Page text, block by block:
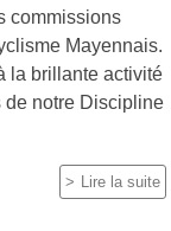
commissions
Mayennais.
la brillante activité
de notre Discipline
Lire la suite